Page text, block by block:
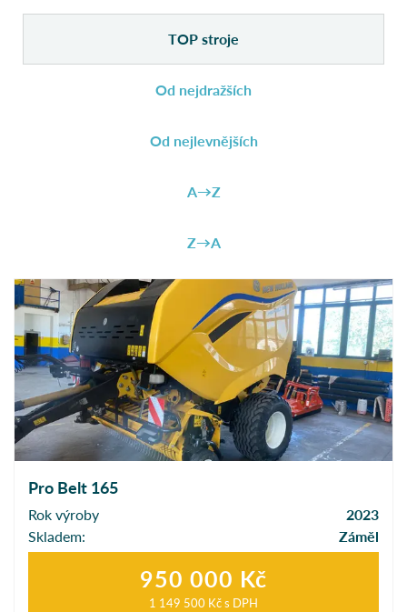
TOP stroje
Od nejdražších
Od nejlevnějších
A→Z
Z→A
Pro Belt 165
Rok výroby
2023
Skladem:
Záměl
950 000 Kč
1 149 500 Kčs DPH